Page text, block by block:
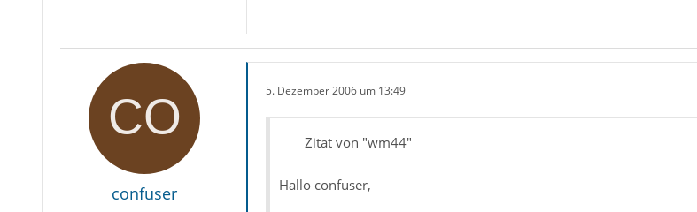
confuser
5. Dezember 2006 um 13:49
Zitat von "wm44"
Hallo confuser,